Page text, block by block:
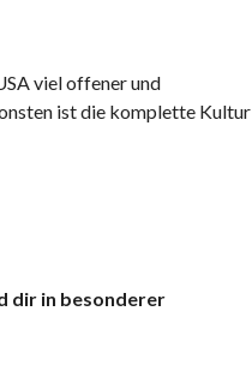
viel offener und
ist die komplette Kultur
dir in besonderer